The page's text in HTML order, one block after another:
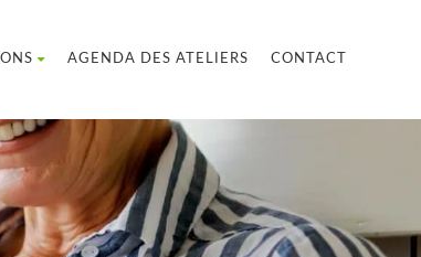
AGENDA DES ATELIERS CONTACT